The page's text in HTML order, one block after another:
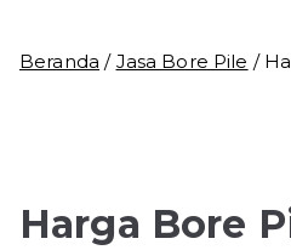
Beranda / Jasa Bore Pile /
Harga Bore